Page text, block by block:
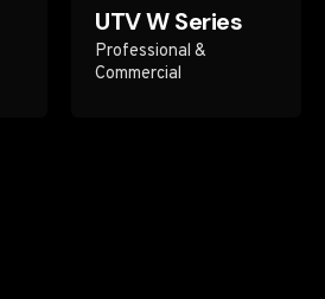
UTV W Series
Professional &
Commercial